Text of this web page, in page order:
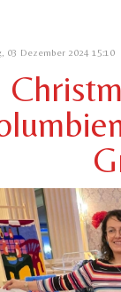
03 Dezember 2024 15:10